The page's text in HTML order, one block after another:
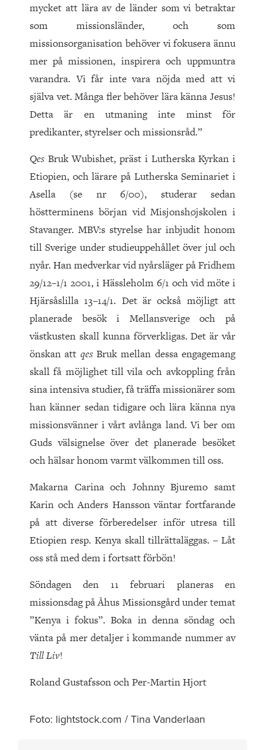
mycket att lära av de länder som vi betraktar
som missionsländer, och som
missionsorganisation behöver vi fokusera ännu
mer på missionen, inspirera och uppmuntra
varandra. Vi får inte vara nöjda med att vi
själva vet. Många fler behöver lära känna Jesus!
Detta är en utmaning inte minst för
predikanter, styrelser och missionsråd.”
Qes Bruk Wubishet, präst i Lutherska Kyrkan i
Etiopien, och lärare på Lutherska Seminariet i
Asella (se nr 6/00), studerar sedan
höstterminens början vid Misjonshøjskolen i
Stavanger. MBV:s styrelse har inbjudit honom
till Sverige under studieuppehållet över jul och
nyår. Han medverkar vid nyårsläger på Fridhem
29/12–1/1 2001, i Hässleholm 6/1 och vid möte i
Hjärsåslilla 13–14/1. Det är också möjligt att
planerade besök i Mellansverige och på
västkusten skall kunna förverkligas. Det är vår
önskan att qesBruk mellan dessa engagemang
skall få möjlighet till vila och avkoppling från
sina intensiva studier, få träffa missionärer som
han känner sedan tidigare och lära känna nya
missionsvänner i vårt avlånga land. Vi ber om
Guds välsignelse över det planerade besöket
och hälsar honom varmt välkommen till oss.
Makarna Carina och Johnny Bjuremo samt
Karin och Anders Hansson väntar fortfarande
på att diverse förberedelser inför utresa till
Etiopien resp. Kenya skall tillrättaläggas. – Låt
oss stå med dem i fortsatt förbön!
Söndagen den 11 februari planeras en
missionsdag på Åhus Missionsgård under temat
”Kenya i fokus”. Boka in denna söndag och
vänta på mer detaljer i kommande nummer av
Till Liv!
Roland Gustafsson och Per-Martin Hjort
Foto: lightstock.com / Tina Vanderlaan